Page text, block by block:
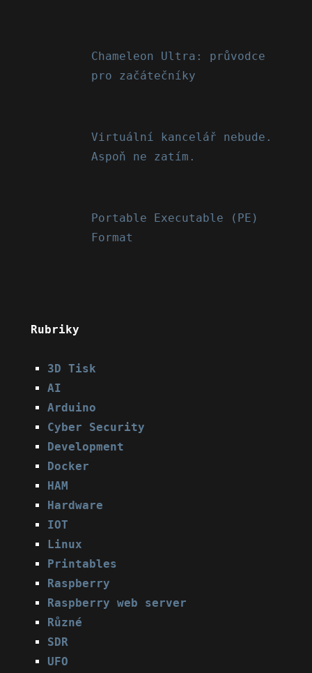
Chameleon Ultra: průvodce
pro začátečníky
Virtuální kancelář nebude.
Aspoň ne zatím.
Portable Executable (PE)
Format
Rubriky
3D Tisk
AI
Arduino
Cyber Security
Development
Docker
HAM
Hardware
IOT
Linux
Printables
Raspberry
Raspberry web server
Různé
SDR
UFO